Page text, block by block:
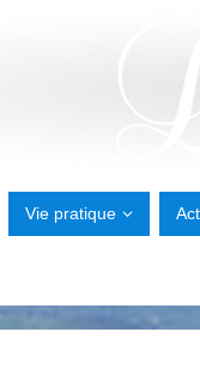
Vie pratique